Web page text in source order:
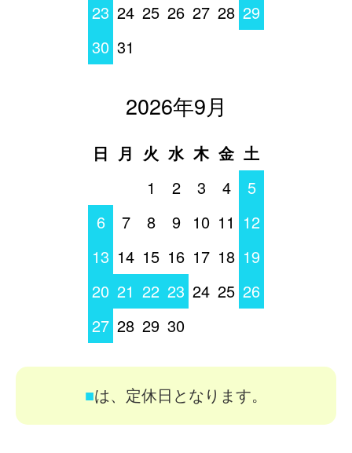
23 24 25 26 27 28 29
30 31
2026年9月
日 月 火 水 木 金 土
1
2 3 4
5
6
7 8 9 10 11 12
13 14 15 16 17 18 19
20 21 22 23 24 25 26
27 28 29 30
■は、定休日となります。